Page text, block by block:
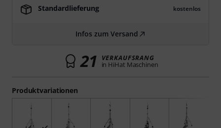
Produktvariationen
Standardlieferung kostenlos
Infos zum Versand
21 VERKAUFSRANG
in HiHat Maschinen